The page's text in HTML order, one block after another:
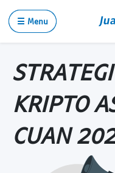
☰ Menu
KRIPTO
CUAN